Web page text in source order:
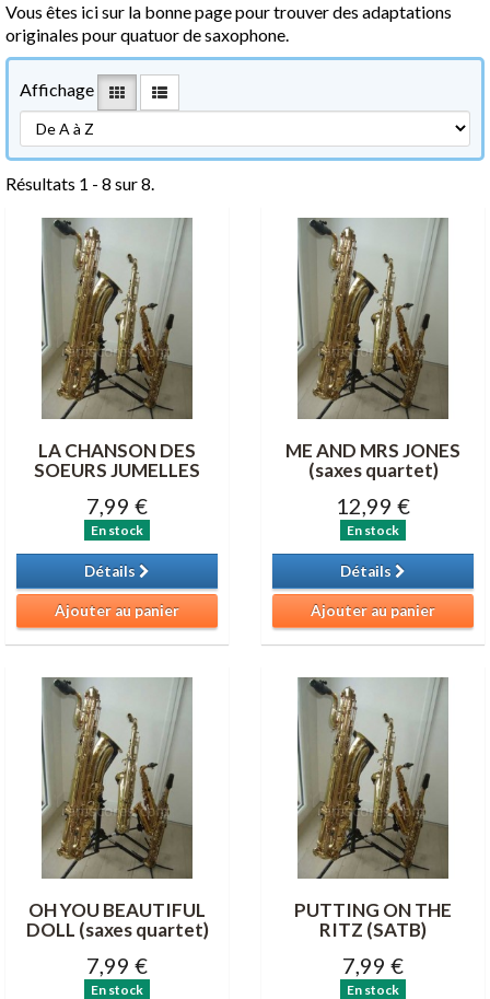
Vous êtes ici sur la bonne page pour trouver des adaptations
originales pour quatuor de saxophone.
Affichage
Résultats 1 - 8 sur 8.
LA CHANSON DES
SOEURS JUMELLES
7,99 €
En stock
Détails
Ajouter au panier
ME AND MRS JONES
(saxes quartet)
12,99 €
En stock
Détails
Ajouter au panier
OH YOU BEAUTIFUL
DOLL (saxes quartet)
7,99 €
En stock
PUTTING ON THE
RITZ (SATB)
7,99 €
En stock